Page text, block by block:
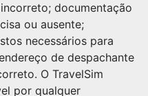
documentação
ou ausente;
necessários para
de despachante
O TravelSim
por qualquer